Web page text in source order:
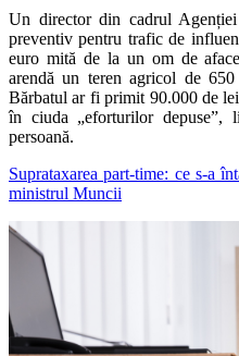
Un director din cadrul
preventiv pentru trafic de
euro mită de la un om de
arendă un teren agricol de
Bărbatul ar fi primit 90.000 de
în ciuda „eforturilor depuse”,
persoană.
Suprataxarea part-time: ce s-a
ministrul Muncii